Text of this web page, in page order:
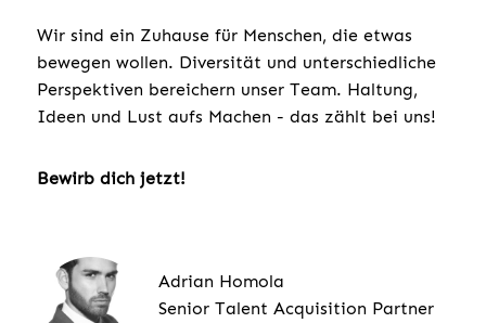
Wir sind ein Zuhause für Menschen, die etwas
bewegen wollen. Diversität und unterschiedliche
Perspektiven bereichern unser Team. Haltung,
Ideen und Lust aufs Machen - das zählt bei uns!
Bewirb dich jetzt!
Adrian Homola
Senior Talent Acquisition Partner